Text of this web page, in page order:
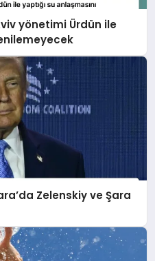
yönetimi Ürdün ile
Zelenskiy ve Şara